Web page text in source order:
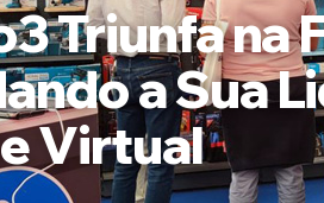
Triunfa na
a Sua
Virtual